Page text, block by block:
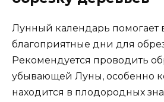
Лунный календарь помогает
благоприятные дни для
Рекомендуется проводить
убывающей Луны, особенно
находится в плодородных